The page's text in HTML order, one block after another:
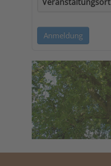
Anmeldung